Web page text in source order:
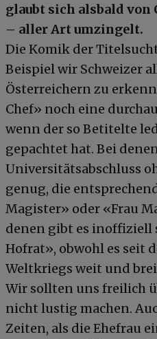
glaubt sich alsbald
– aller Art umzingelt.
Die Komik der
Beispiel wir Schweizer
Österreichern zu
Chef» noch eine
wenn der so Betitelte
gepachtet hat. Bei
Universitätsabschluss
genug, die
Magister» oder «Frau
denen gibt es inoffiziell
Hofrat», obwohl es seit
Weltkriegs weit und
Wir sollten uns freilich
nicht lustig machen.
Zeiten, als die Ehefrau